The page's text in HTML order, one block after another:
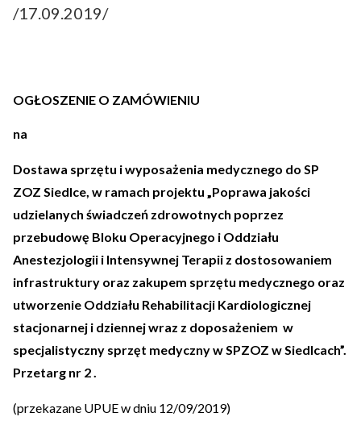
/17.09.2019/
OGŁOSZENIE O ZAMÓWIENIU
na
Dostawa sprzętu i wyposażenia medycznego do SP
ZOZ Siedlce, w ramach projektu „Poprawa jakości
udzielanych świadczeń zdrowotnych poprzez
przebudowę Bloku Operacyjnego i Oddziału
Anestezjologii i Intensywnej Terapii z dostosowaniem
infrastruktury oraz zakupem sprzętu medycznego oraz
utworzenie Oddziału Rehabilitacji Kardiologicznej
stacjonarnej i dziennej wraz z doposażeniem w
specjalistyczny sprzęt medyczny w SPZOZ w Siedlcach”.
Przetarg nr 2 .
(przekazane UPUE w dniu 12/09/2019)